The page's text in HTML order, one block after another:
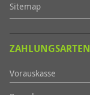
Sitemap
ZAHLUNGSARTEN
Vorauskasse